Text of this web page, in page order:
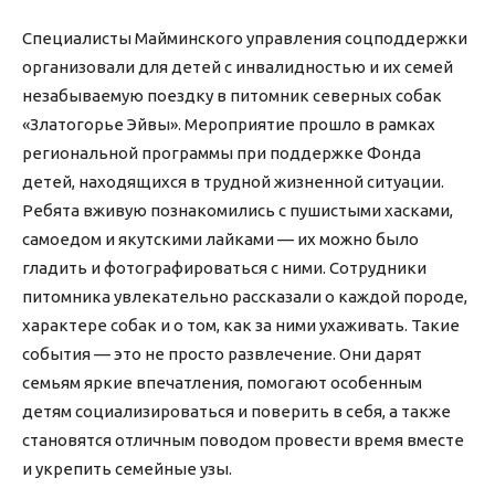
Специалисты Майминского управления соцподдержки
организовали для детей с инвалидностью и их семей
незабываемую поездку в питомник северных собак
«Златогорье Эйвы». Мероприятие прошло в рамках
региональной программы при поддержке Фонда
детей, находящихся в трудной жизненной ситуации.
Ребята вживую познакомились с пушистыми хасками,
самоедом и якутскими лайками — их можно было
гладить и фотографироваться с ними. Сотрудники
питомника увлекательно рассказали о каждой породе,
характере собак и о том, как за ними ухаживать. Такие
события — это не просто развлечение. Они дарят
семьям яркие впечатления, помогают особенным
детям социализироваться и поверить в себя, а также
становятся отличным поводом провести время вместе
и укрепить семейные узы.